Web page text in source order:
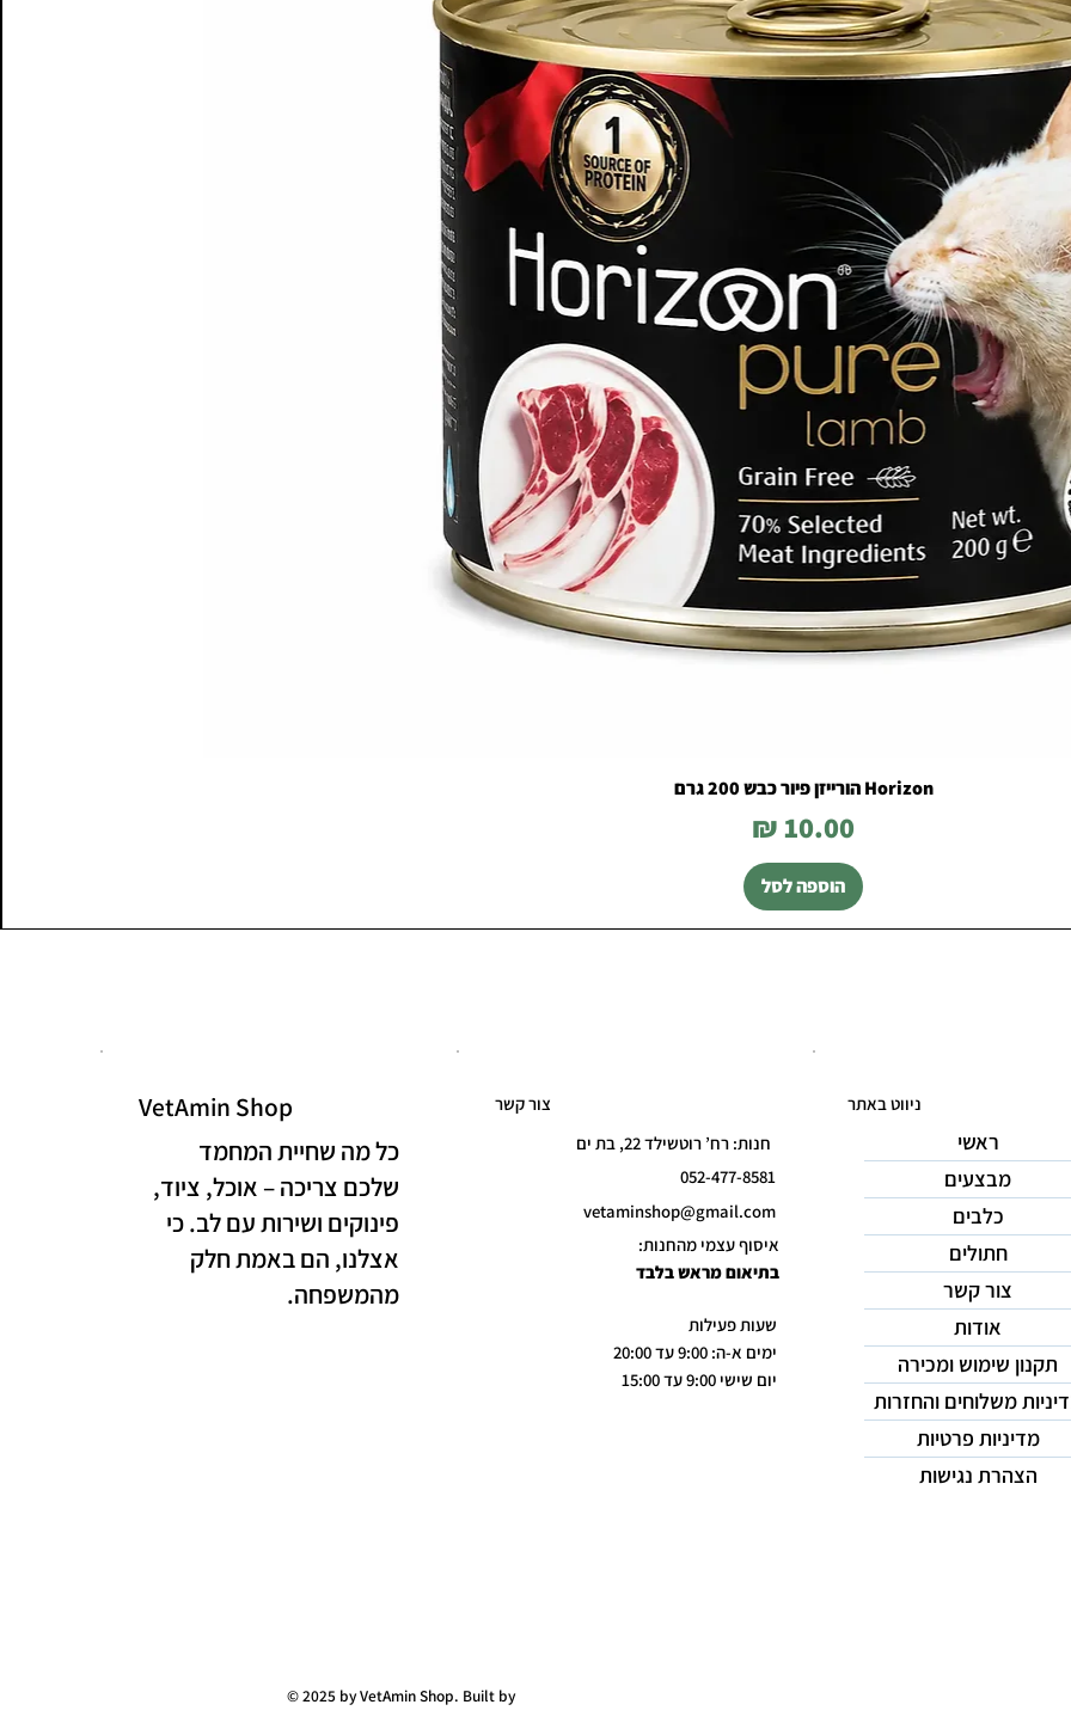
Horizon הורייזן פיור כבש 200 גרם
מחיר
הוספה לסל
VetAmin Shop
כל מה שחיית המחמד
שלכם צריכה – אוכל, ציוד,
פינוקים ושירות עם לב. כי
אצלנו, הם באמת חלק
מהמשפחה.
חנות: רח’ רוטשילד 22, בת ים
052-477-8581
vetaminshop@gmail.com
איסוף עצמי מהחנות:
בתיאום מראש בלבד
שעות פעילות
ימים א-ה: 9:00 עד 20:00
יום שישי 9:00 עד 15:00
צור קשר ניווט באתר
ראשי
מבצעים
כלבים
חתולים
צור קשר
אודות
תקנון שימוש ומכירה
משלוחים והחזרות
מדיניות פרטיות
הצהרת נגישות
© 2025 by VetAmin Shop. Built by